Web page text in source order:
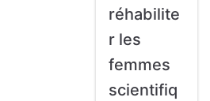
réhabilite
r les
femmes
scientifiq